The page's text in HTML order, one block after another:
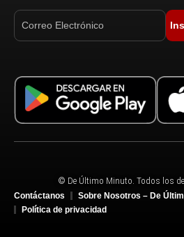
© De Último Minuto. Todos los
Contáctanos
Sobre Nosotros – De
Política de privacidad